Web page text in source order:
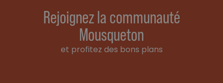
Rejoignez la communauté
Mousqueton
et profitez des bons plans